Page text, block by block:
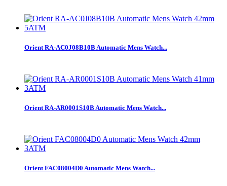
Orient RA-AC0J08B10B Automatic Mens Watch...
Orient RA-AR0001S10B Automatic Mens Watch...
Orient FAC08004D0 Automatic Mens Watch...